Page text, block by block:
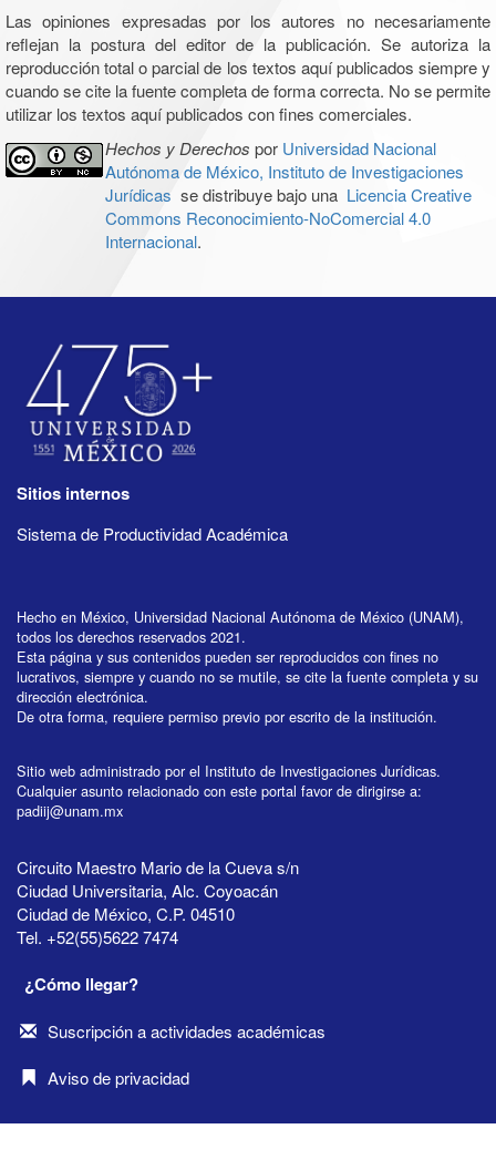
Las opiniones expresadas por los autores no necesariamente
reflejan la postura del editor de la publicación. Se autoriza la
reproducción total o parcial de los textos aquí publicados siempre y
cuando se cite la fuente completa de forma correcta. No se permite
utilizar los textos aquí publicados con fines comerciales.
Hechos y Derechos por Universidad Nacional
Autónoma de México, Instituto de Investigaciones
Jurídicas se distribuye bajo una Licencia Creative
Commons Reconocimiento-NoComercial 4.0
Internacional.
Sitios internos
Sistema de Productividad Académica
Hecho en México, Universidad Nacional Autónoma de México (UNAM),
todos los derechos reservados 2021.
Esta página y sus contenidos pueden ser reproducidos con fines no
lucrativos, siempre y cuando no se mutile, se cite la fuente completa y su
dirección electrónica.
De otra forma, requiere permiso previo por escrito de la institución.
Sitio web administrado por el Instituto de Investigaciones Jurídicas.
Cualquier asunto relacionado con este portal favor de dirigirse a:
padiij@unam.mx
Circuito Maestro Mario de la Cueva s/n
Ciudad Universitaria, Alc. Coyoacán
Ciudad de México, C.P. 04510
Tel. +52(55)5622 7474
¿Cómo llegar?
Suscripción a actividades académicas
Aviso de privacidad